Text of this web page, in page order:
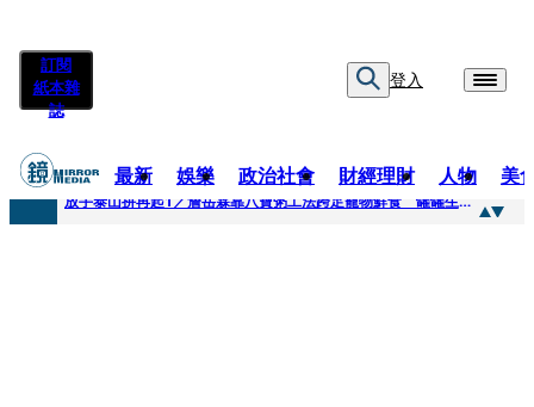
訂閱
紙本雜
誌
登入
最新 娛樂 政治社會 財經理財 人物 美
快訊
放手泰山拚再起1／詹岳霖靠八寶粥工法跨足寵物鮮食 罐罐生產前先請「叼嘴王后」試吃